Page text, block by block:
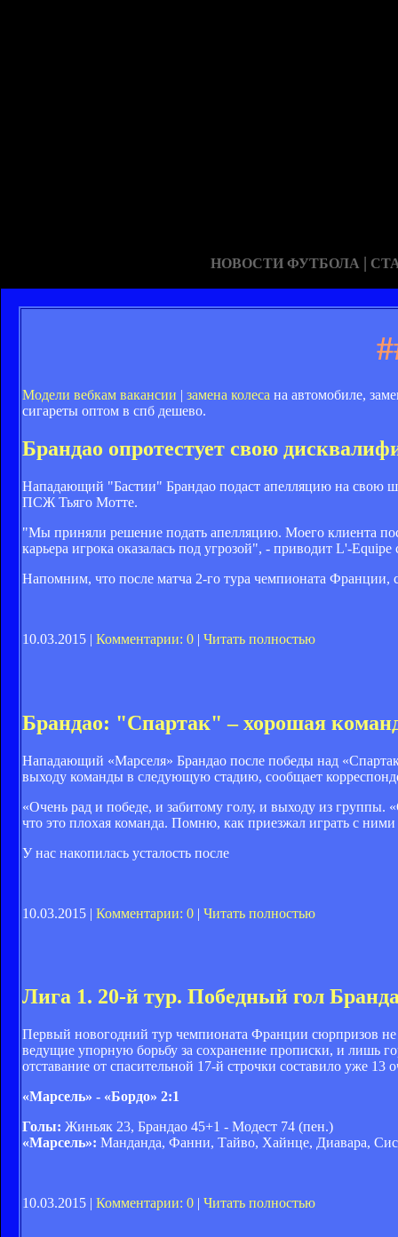
НОВОСТИ ФУТБОЛА |
Модели вебкам вакансии | замена колеса на автомобиле,
сигареты оптом в спб дешево.
Брандао опротестует свою
Нападающий "Бастии" Брандао подаст апелляцию на свою
ПСЖ Тьяго Мотте.
"Мы приняли решение подать апелляцию. Моего клиента
карьера игрока оказалась под угрозой", - приводит L'-
Напомним, что после матча 2-го тура чемпионата Франции,
10.03.2015 | Комментарии: 0 | Читать полностью
Брандао: "Спартак" – хорошая
Нападающий «Марселя» Брандао после победы над
выходу команды в следующую стадию, сообщает
«Очень рад и победе, и забитому голу, и выходу из группы.
что это плохая команда. Помню, как приезжал играть с
У нас накопилась усталость после
10.03.2015 | Комментарии: 0 | Читать полностью
Лига 1. 20-й тур. Победный гол
Первый новогодний тур чемпионата Франции сюрпризов не
ведущие упорную борьбу за сохранение прописки, и лишь
отставание от спасительной 17-й строчки составило уже 13
«Марсель» - «Бордо» 2:1
Голы: Жиньяк 23, Брандао 45+1 - Модест 74 (пен.)
«Марсель»: Манданда, Фанни, Тайво, Хайнце, Диавара,
10.03.2015 | Комментарии: 0 | Читать полностью